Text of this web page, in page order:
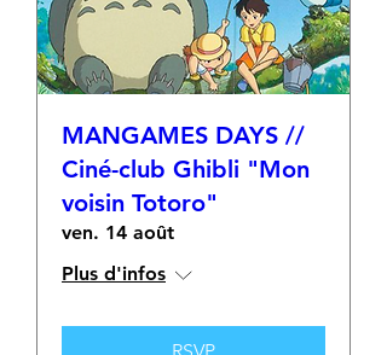
MANGAMES DAYS //
Ciné-club Ghibli "Mon
voisin Totoro"
ven. 14 août
Plus d'infos